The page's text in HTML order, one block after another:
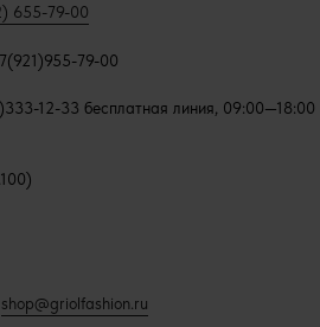
655-79-00
79-00
12-33 бесплатная линия, 09:00—18:00
shop@griolfashion.ru